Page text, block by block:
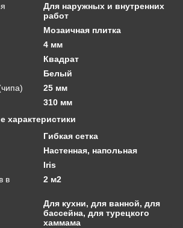
Для наружных и внутренних
работ
Мозаичная плитка
4 мм
Квадрат
Белый
25 мм
310 мм
характеристики
Гибкая сетка
Настенная, напольная
Iris
в
2 м2
Для кухни, для ванной, для
бассейна, для турецкого
хаммама